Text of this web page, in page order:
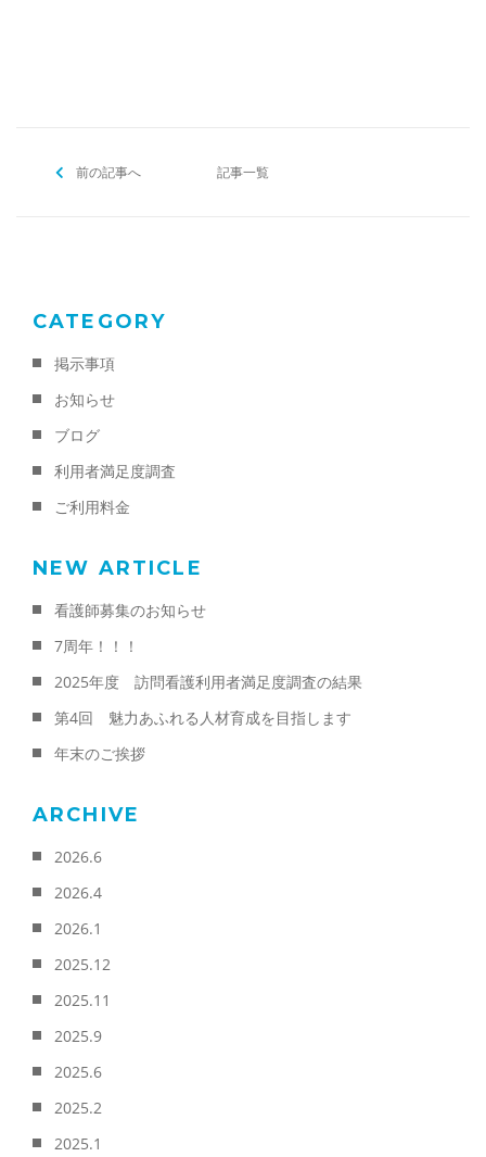
前の記事へ 記事一覧
CATEGORY
掲示事項
お知らせ
ブログ
利用者満足度調査
ご利用料金
NEW ARTICLE
看護師募集のお知らせ
7周年！！！
2025年度 訪問看護利用者満足度調査の結果
第4回 魅力あふれる人材育成を目指します
年末のご挨拶
ARCHIVE
2026.6
2026.4
2026.1
2025.12
2025.11
2025.9
2025.6
2025.2
2025.1